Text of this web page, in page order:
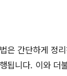
은 간단하게 정
됩니다. 이와 더